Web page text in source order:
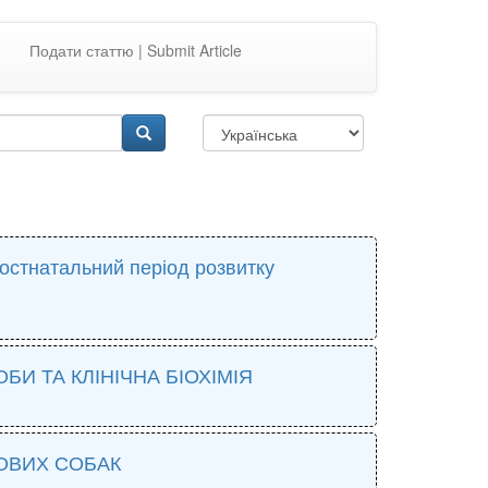
Подати статтю | Submit Article
період розвитку
ТА КЛІНІЧНА БІОХІМІЯ
СОБАК